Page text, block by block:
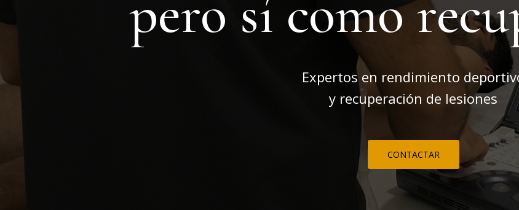
pero sí como
Expertos en rendimiento
y recuperación de lesiones
CONTACTAR